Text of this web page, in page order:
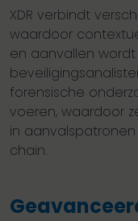
XDR verbindt
waardoor
en aanvallen wordt
forensische
voeren, waardoor
in
chain.